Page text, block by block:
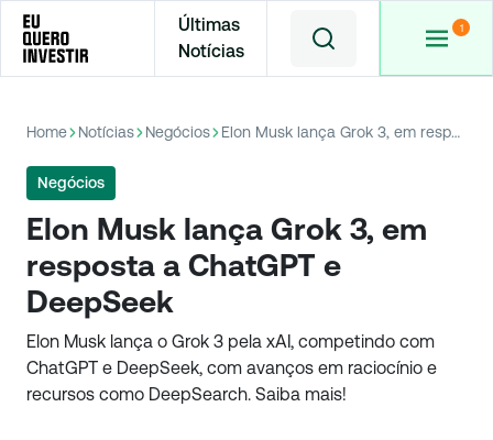
Últimas
Notícias
Home Notícias Negócios Elon Musk lança Grok 3, em resposta a ChatGPT e DeepSeek
Negócios
Elon Musk lança Grok 3, em
resposta a ChatGPT e
DeepSeek
Elon Musk lança o Grok 3 pela xAI, competindo com
ChatGPT e DeepSeek, com avanços em raciocínio e
recursos como DeepSearch. Saiba mais!